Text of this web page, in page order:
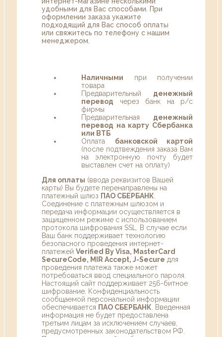
удобными для Вас способами. При
оформлении заказа укажите
подходящий для Вас способ оплаты
или свяжитесь по телефону с нашим
менеджером.
Наличными при получении
товара
Предварительный денежный
перевод через банк на р/с
фирмы
Предварительная денежный
перевод на карту Сбербанка
или ВТБ
Оплата банковской картой
(после подтвеждения заказа Вам
на электронную почту будет
выставлен счет на оплату)
Для оплаты (ввода реквизитов Вашей
карты) Вы будете перенаправлены на
платежный шлюз ПАО СБЕРБАНК
Соединение с платежным шлюзом и
передача информации осуществляется в
защищенном режиме с использованием
протокола шифрования SSL. В случае если
Ваш банк поддерживает технологию
безопасного проведения интернет-
платежей Verified By Visa, MasterCard
SecureCode, MIR Accept, J-Secure для
проведения платежа также может
потребоваться ввод специального пароля.
Настоящий сайт поддерживает 256-битное
шифрование. Конфиденциальность
сообщаемой персональной информации
обеспечивается ПАО СБЕРБАНК . Введенная
информация не будет предоставлена
третьим лицам за исключением случаев,
предусмотренных законодательством РФ.